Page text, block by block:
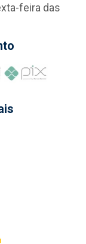
feira das